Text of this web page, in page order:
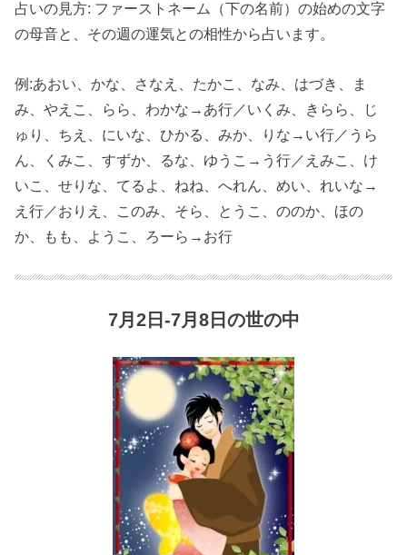
占いの見方: ファーストネーム（下の名前）の始めの文字
の母音と、その週の運気との相性から占います。
例:あおい、かな、さなえ、たかこ、なみ、はづき、ま
み、やえこ、らら、わかな→あ行／いくみ、きらら、じ
ゅり、ちえ、にいな、ひかる、みか、りな→い行／うら
ん、くみこ、すずか、るな、ゆうこ→う行／えみこ、け
いこ、せりな、てるよ、ねね、へれん、めい、れいな→
え行／おりえ、このみ、そら、とうこ、ののか、ほの
か、もも、ようこ、ろーら→お行
7月2日-7月8日の世の中